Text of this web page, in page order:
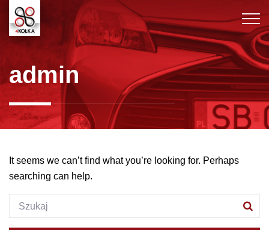
admin
It seems we can’t find what you’re looking for. Perhaps
searching can help.
Szukana fraza: